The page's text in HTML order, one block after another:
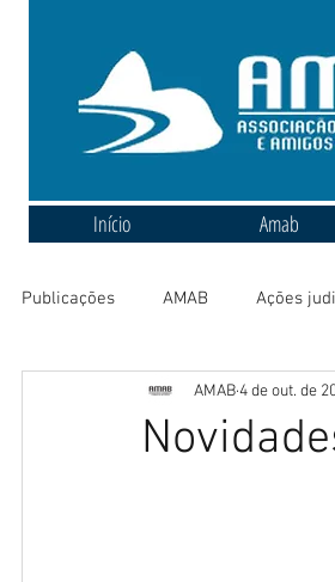
Início Amab
Publicações AMAB Ações
AMAB4 de out. de